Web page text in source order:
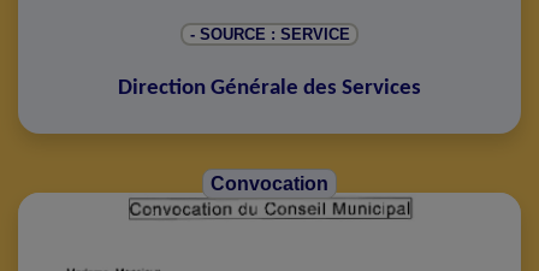
- SOURCE : SERVICE
Direction Générale des Services
Convocation